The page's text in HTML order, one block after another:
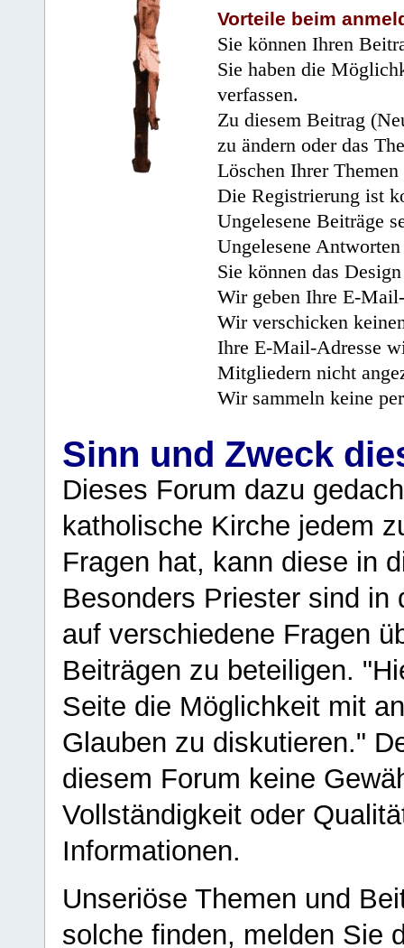
Vorteile beim
Sie können Ihren
Sie haben die
verfassen.
Zu diesem Beitrag
zu ändern oder das
Löschen Ihrer
Die Registrierung ist
Ungelesene Beiträge
Ungelesene
Sie können das
Wir geben Ihre E-
Wir verschicken
Ihre E-Mail-Adresse
Mitgliedern nicht
Wir sammeln keine
Sinn und Zweck
Dieses Forum dazu
katholische Kirche jedem
Fragen hat, kann diese in
Besonders Priester sind in
auf verschiedene Fragen
Beiträgen zu beteiligen.
Seite die Möglichkeit mit
Glauben zu diskutieren."
diesem Forum keine
Vollständigkeit oder
Informationen.
Unseriöse Themen und
solche finden, melden Sie